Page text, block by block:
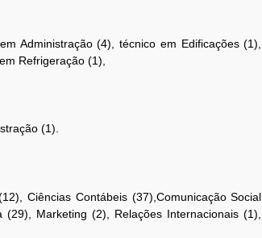
Administração (4), técnico em Edificações (1),
Refrigeração (1),
(1).
Ciências Contábeis (37),Comunicação Social
Marketing (2), Relações Internacionais (1),